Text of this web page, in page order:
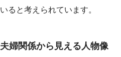
いると考えられています。
夫婦関係から見える人物像